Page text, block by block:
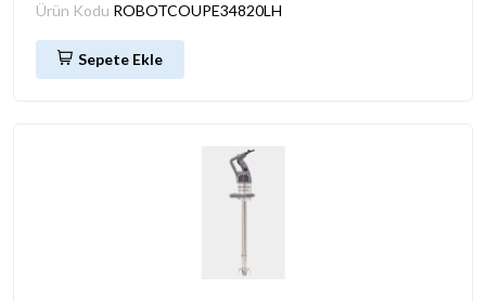
Ürün Kodu ROBOTCOUPE34820LH
Sepete Ekle